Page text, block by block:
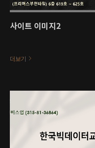
하는 중학생 컨설팅 고교학점제가
고 진로선택을 새롭게 해야 하는 학
학점제..
사이트 이미지2
더보기